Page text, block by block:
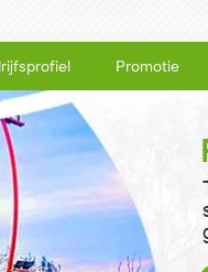
Promotie